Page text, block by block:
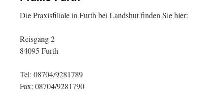
Die Praxisfiliale in Furth bei Landshut finden Sie hier:
Reisgang 2
84095 Furth
Tel: 08704/9281789
Fax: 08704/9281790